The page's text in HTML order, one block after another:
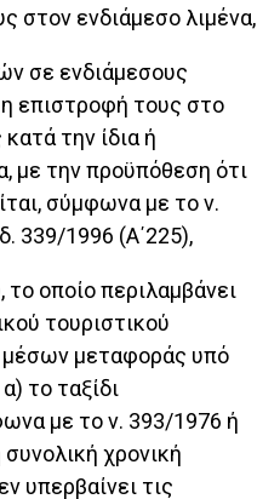
στον ενδιάμεσο λιμένα,
σε ενδιάμεσους
η επιστροφή τους στο
την ίδια ή
με την προϋπόθεση ότι
σύμφωνα με το ν.
339/1996 (Α΄225),
το οποίο περιλαμβάνει
τουριστικού
μέσων μεταφοράς υπό
το ταξίδι
με το ν. 393/1976 ή
χρονική
υπερβαίνει τις